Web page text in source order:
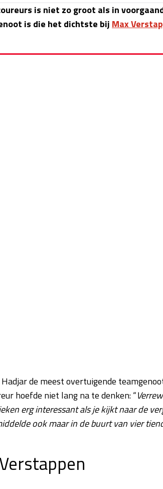
is niet zo groot als in
is die het dichtste bij Max
de meest overtuigende
hoefde niet lang na te denken: “
erg interessant als je kijkt naar de
ook maar in de buurt van vier